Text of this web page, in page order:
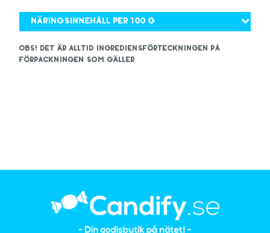
Näringsinnehåll per 100 g
OBS! Det är alltid ingrediensförteckningen på
förpackningen som gäller